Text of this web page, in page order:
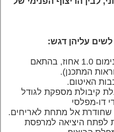
עליהן דגש:
שיפועים טובים בגג (מינימום 1.0 אחוז, בהתאם
המתכנן).
האיטום.
קיבולת מספקת לגודל
דו-מפלסי
שחודרת אל מתחת לאריחים.
לפתח היציאה למרפסת